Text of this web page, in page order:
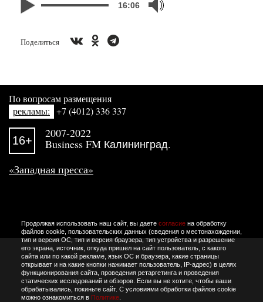
16:06
Поделиться
Продолжая использовать наш сайт, вы даете согласиена обработку
файлов cookie, пользовательских данных (сведения о местонахождении,
тип и версия ОС, тип и версия браузера, тип устройства и разрешение
его экрана, источник, откуда пришел на сайт пользователь, с какого
сайта или по какой рекламе, язык ОС и браузера, какие страницы
открывает и на какие кнопки нажимает пользователь, IP-адрес) в целях
функционирования сайта, проведения ретаргетинга и проведения
статических исследований и обзоров. Если вы не хотите, чтобы ваши
обрабатывались, покиньте сайт. С условиями обработки файлов cookie
можно ознакомиться в Политике.
По вопросам размещения
рекламы: +7 (4012) 336 337
16+
2007-2022
Business FM Калининград.
«Западная пресса»